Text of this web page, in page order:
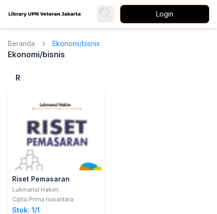
Login
Beranda Ekonomi/bisnis
Ekonomi/bisnis
R
Riset Pemasaran
Lukmanul Hakim
Cipta Prima nusantara
Stok: 1/1